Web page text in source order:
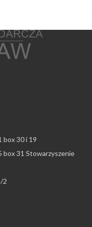
box 30 i 19
box 31 Stowarzyszenie
2